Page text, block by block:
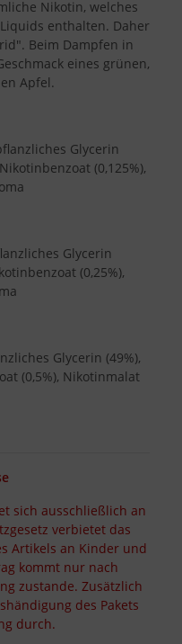
Nikotin, welches
enthalten. Daher
Beim Dampfen in
eines grünen,
Apfel.
Glycerin
(0,125%),
Glycerin
(0,25%),
Glycerin (49%),
(0,5%), Nikotinmalat
sich ausschließlich an
verbietet das
Artikels an Kinder und
kommt nur nach
zustande. Zusätzlich
des Pakets
durch.